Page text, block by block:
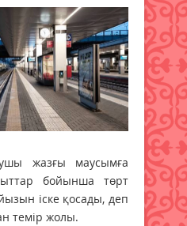
жазғы маусымға
бойынша төрт
іске қосады, деп
темір жолы.